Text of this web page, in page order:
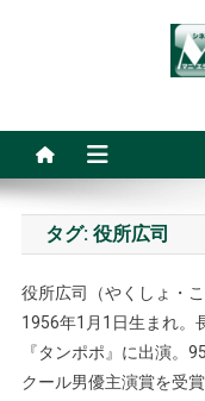
タグ: 役所広司
役所広司（やくしょ・こ
1956年1月1日生まれ。
『タンポポ』に出演。
クール男優主演賞を受